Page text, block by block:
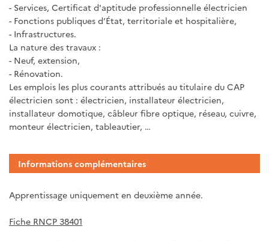
- Services, Certificat d'aptitude professionnelle électricien
- Fonctions publiques d’État, territoriale et hospitalière,
- Infrastructures.
La nature des travaux :
- Neuf, extension,
- Rénovation.
Les emplois les plus courants attribués au titulaire du CAP
électricien sont : électricien, installateur électricien,
installateur domotique, câbleur fibre optique, réseau, cuivre,
monteur électricien, tableautier, …
Informations complémentaires
Apprentissage uniquement en deuxième année.
Fiche RNCP 38401